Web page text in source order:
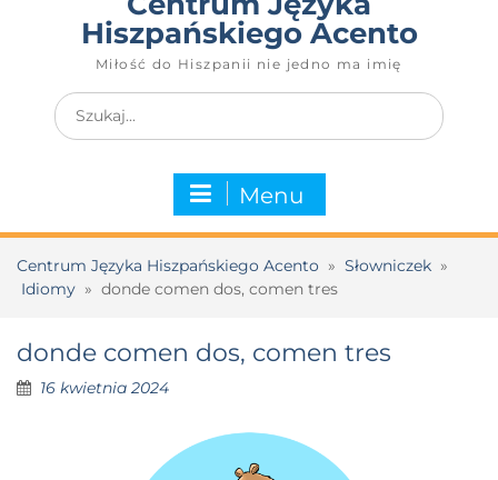
Hiszpańskiego Acento
Miłość do Hiszpanii nie jedno ma imię
Menu
Centrum Języka Hiszpańskiego Acento » Słowniczek »
Idiomy » donde comen dos, comen tres
donde comen dos, comen tres
16 kwietnia 2024